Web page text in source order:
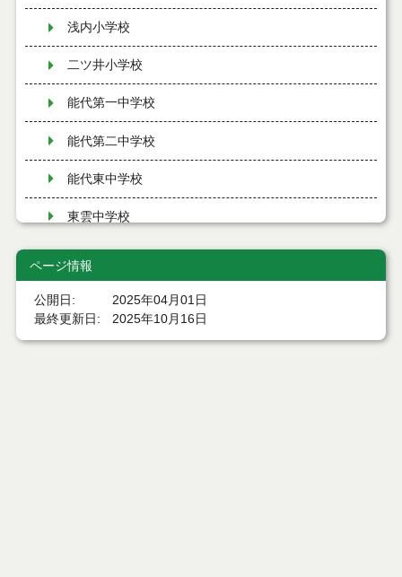
浅内小学校
二ツ井小学校
能代第一中学校
能代第二中学校
能代東中学校
東雲中学校
二ツ井中学校
ページ情報
公開日
2025年04月01日
最終更新日
2025年10月16日